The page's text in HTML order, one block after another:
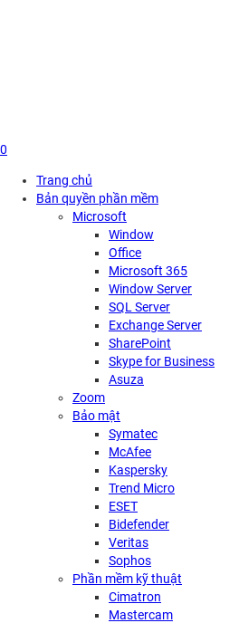
0
Trang chủ
Bản quyền phần mềm
Microsoft
Window
Office
Microsoft 365
Window Server
SQL Server
Exchange Server
SharePoint
Skype for Business
Asuza
Zoom
Bảo mật
Symatec
McAfee
Kaspersky
Trend Micro
ESET
Bidefender
Veritas
Sophos
Phần mềm kỹ thuật
Cimatron
Mastercam